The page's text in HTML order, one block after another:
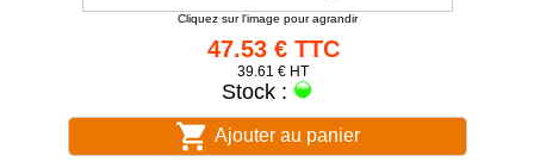
Cliquez sur l'image pour agrandir
47.53 € TTC
39.61 € HT
Stock :
Ajouter au panier